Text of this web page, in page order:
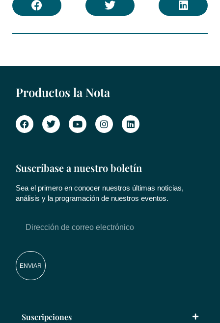
Productos la Nota
Suscríbase a nuestro boletín
Sea el primero en conocer nuestros últimas noticias,
análisis y la programación de nuestros eventos.
ENVIAR
Suscripciones